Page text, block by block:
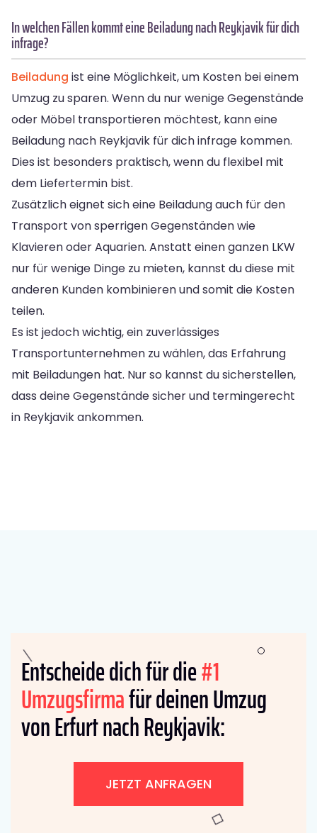
In welchen Fällen kommt eine Beiladung nach Reykjavik für dich
infrage?
Beiladung ist eine Möglichkeit, um Kosten bei einem
Umzug zu sparen. Wenn du nur wenige Gegenstände
oder Möbel transportieren möchtest, kann eine
Beiladung nach Reykjavik für dich infrage kommen.
Dies ist besonders praktisch, wenn du flexibel mit
dem Liefertermin bist.
Zusätzlich eignet sich eine Beiladung auch für den
Transport von sperrigen Gegenständen wie
Klavieren oder Aquarien. Anstatt einen ganzen LKW
nur für wenige Dinge zu mieten, kannst du diese mit
anderen Kunden kombinieren und somit die Kosten
teilen.
Es ist jedoch wichtig, ein zuverlässiges
Transportunternehmen zu wählen, das Erfahrung
mit Beiladungen hat. Nur so kannst du sicherstellen,
dass deine Gegenstände sicher und termingerecht
in Reykjavik ankommen.
Entscheide dich für die#1
Umzugsfirmafür deinen Umzug
von Erfurt nach Reykjavik:
JETZT ANFRAGEN